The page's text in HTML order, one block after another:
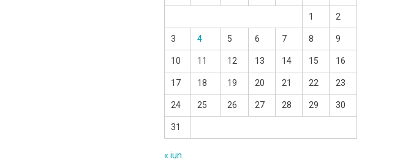
1 2
3 4 5 6 7 8 9
10 11 12 13 14 15 16
17 18 19 20 21 22 23
24 25 26 27 28 29 30
31
« iun.